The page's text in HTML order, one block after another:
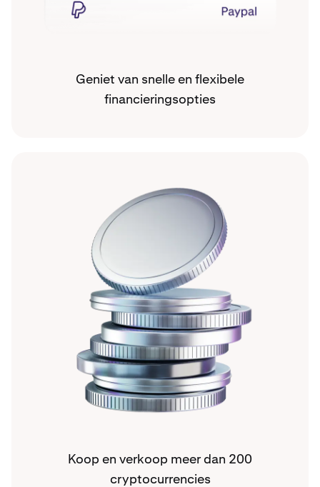
Geniet van snelle en flexibele
financieringsopties
Koop en verkoop meer dan 200
cryptocurrencies